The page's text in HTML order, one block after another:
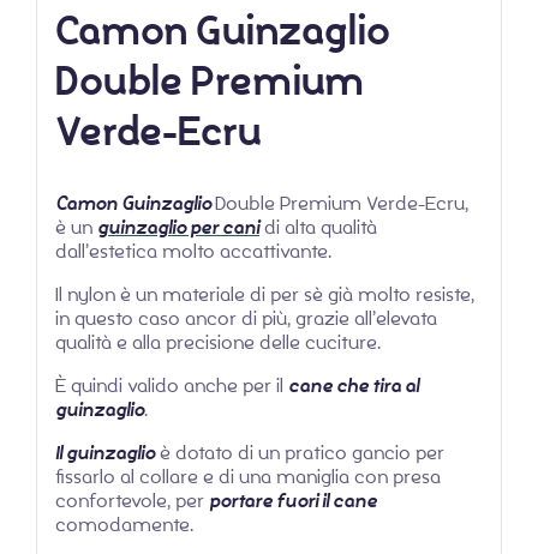
Camon Guinzaglio
Double Premium
Verde-Ecru
Camon GuinzaglioDouble Premium Verde-Ecru,
è un guinzaglio per canidi alta qualità
dall’estetica molto accattivante.
Il nylon è un materiale di per sè già molto resiste,
in questo caso ancor di più, grazie all’elevata
qualità e alla precisione delle cuciture.
È quindi valido anche per il cane che tira al
guinzaglio.
Il guinzaglioè dotato di un pratico gancio per
fissarlo al collare e di una maniglia con presa
confortevole, per portare fuori il cane
comodamente.